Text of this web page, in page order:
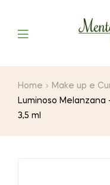
Home Make up e
Luminoso Melanzana
3,5 ml